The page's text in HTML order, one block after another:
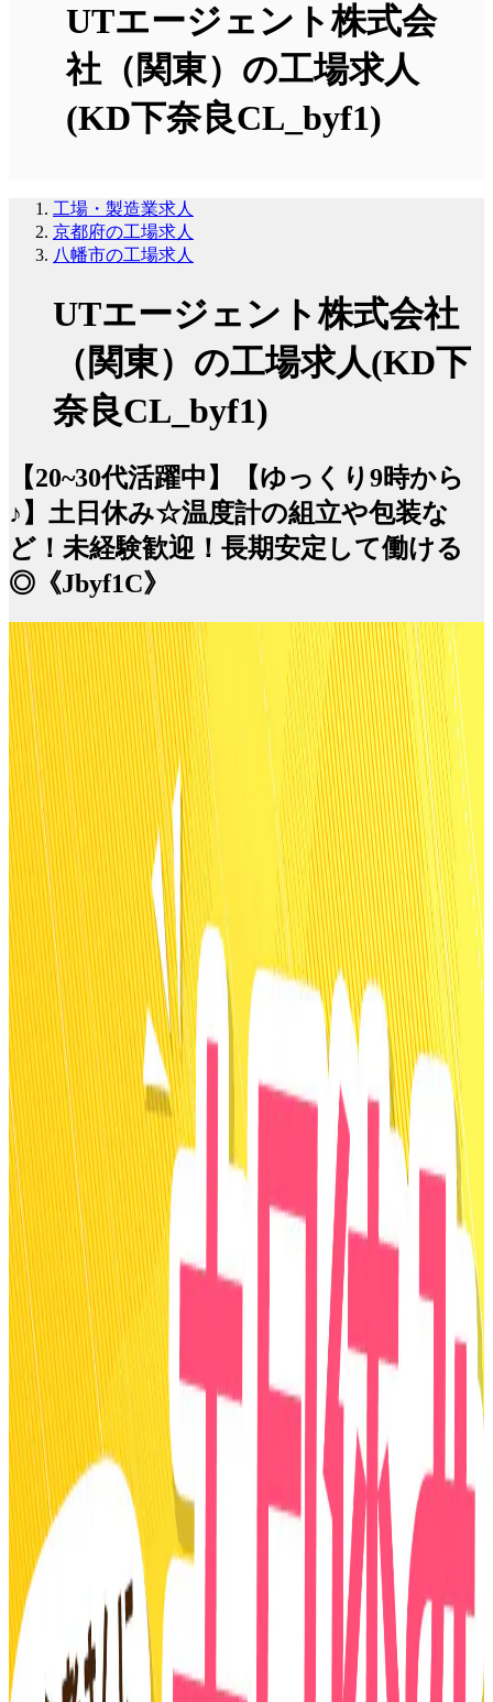
UTエージェント株式会
社（関東）の工場求人
(KD下奈良CL_byf1)
工場・製造業求人
京都府の工場求人
八幡市の工場求人
UTエージェント株式会社
（関東）の工場求人(KD下
奈良CL_byf1)
【20~30代活躍中】【ゆっくり9時から
♪】土日休み☆温度計の組立や包装な
ど！未経験歓迎！長期安定して働ける
◎《Jbyf1C》